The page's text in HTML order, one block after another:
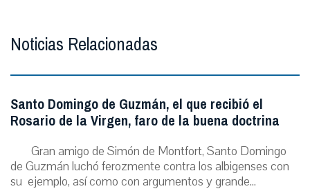
Noticias Relacionadas
Santo Domingo de Guzmán, el que recibió el
Rosario de la Virgen, faro de la buena doctrina
Gran amigo de Simón de Montfort, Santo Domingo
de Guzmán luchó ferozmente contra los albigenses con
su ejemplo, así como con argumentos y grande...